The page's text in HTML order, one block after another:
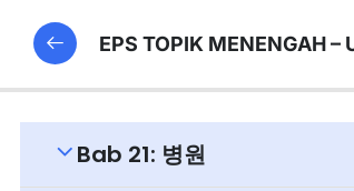
Bab 21: 병원
EPS TOPIK MENENGAH